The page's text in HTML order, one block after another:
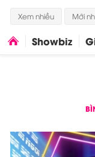
Xem nhiều Mới
Showbiz